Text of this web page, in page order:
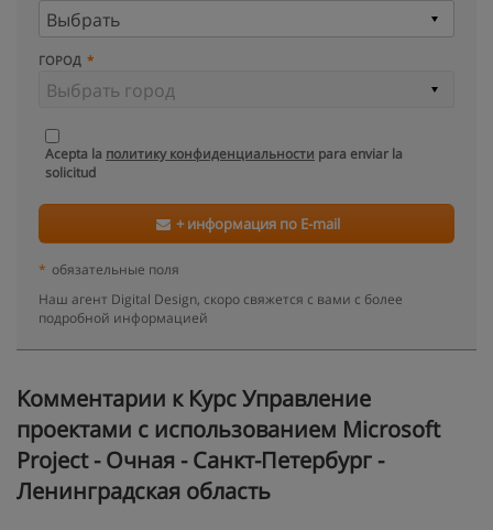
ГОРОД
Acepta la политику конфиденциальности para enviar la
solicitud
+ информация по E-mail
* обязательные поля
Наш агент Digital Design, скоро свяжется с вами с более
подробной информацией
Kомментарии к Курс Управление
проектами с использованием Microsoft
Project - Очная - Санкт-Петербург -
Ленинградская область